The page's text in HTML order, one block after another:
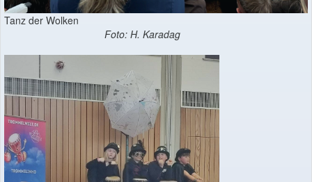
Tanz der Wolken
Foto: H. Karadag